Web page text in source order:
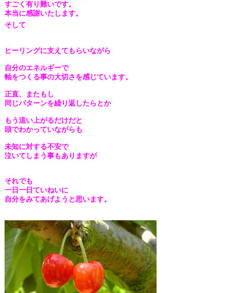
すごく有り難いです。
本当に感謝いたします。
そして
ヒーリングに支えてもらいながら
自分のエネルギーで
軸をつくる事の大切さを感じています。
正直、またもし
同じパターンを繰り返したらとか
もう這い上がるだけだと
頭でわかっていながらも
未知に対する不安で
泣いてしまう事もありますが
それでも
一日一日ていねいに
自分をみてあげようと思います。